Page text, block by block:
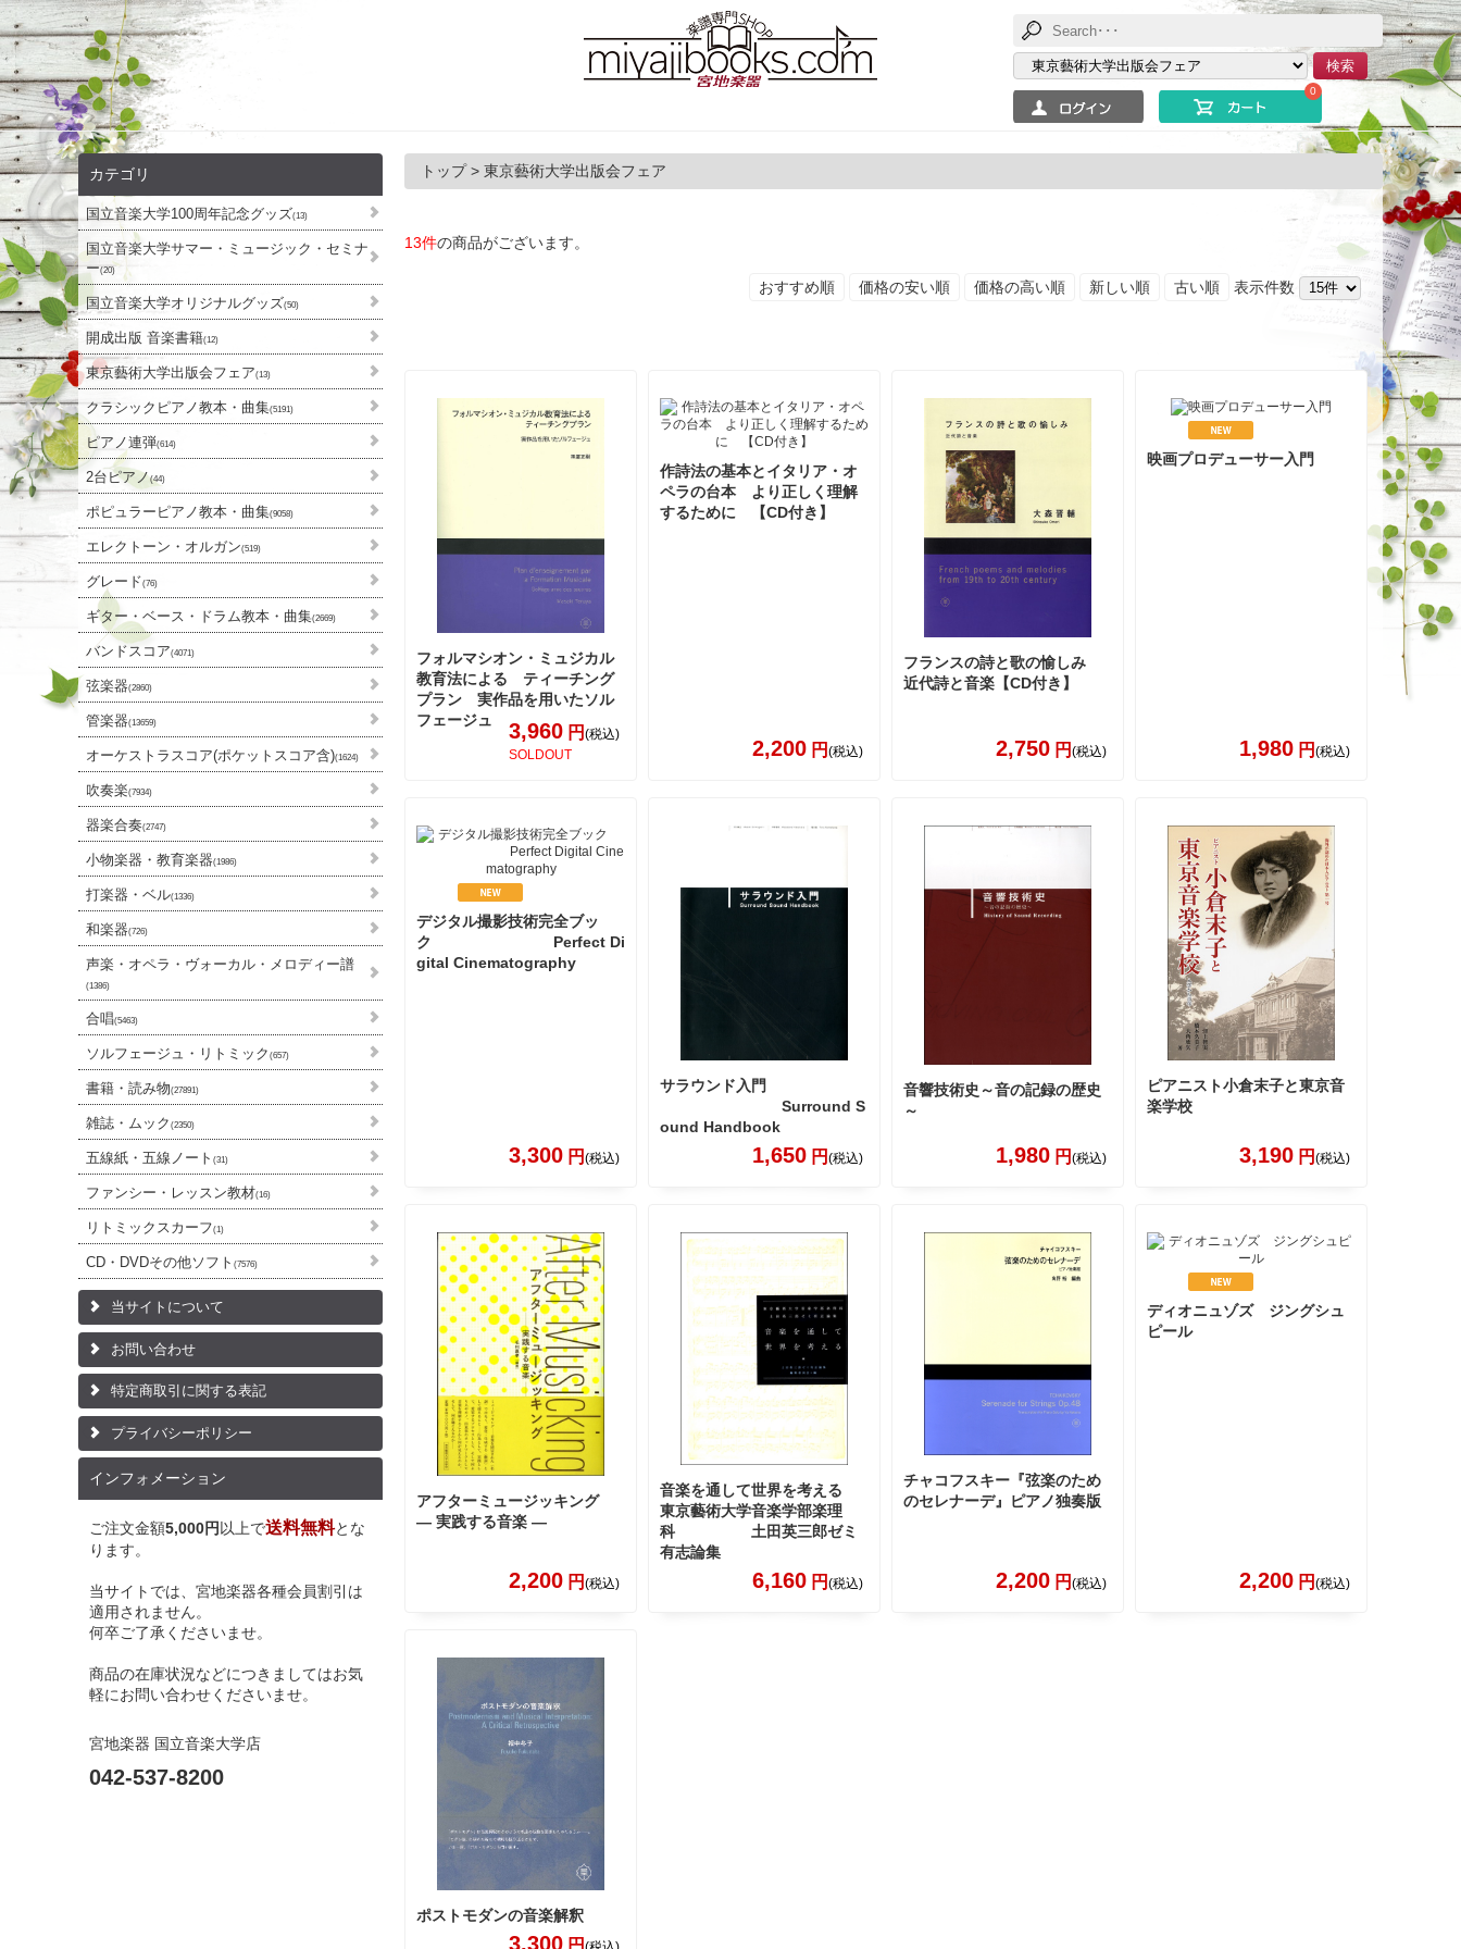
検索
0
カテゴリ
国立音楽大学100周年記念グッズ(13)
国立音楽大学サマー・ミュージック・セミナ
ー(20)
国立音楽大学オリジナルグッズ(50)
開成出版 音楽書籍(12)
東京藝術大学出版会フェア(13)
クラシックピアノ教本・曲集(5191)
ピアノ連弾(614)
2台ピアノ(44)
ポピュラーピアノ教本・曲集(9058)
エレクトーン・オルガン(519)
グレード(76)
ギター・ベース・ドラム教本・曲集(2669)
バンドスコア(4071)
弦楽器(2860)
管楽器(13659)
オーケストラスコア(ポケットスコア含)(1624)
吹奏楽(7934)
器楽合奏(2747)
小物楽器・教育楽器(1986)
打楽器・ベル(1336)
和楽器(726)
声楽・オペラ・ヴォーカル・メロディー譜
(1386)
合唱(5463)
ソルフェージュ・リトミック (657)
書籍・読み物(27891)
雑誌・ムック (2350)
五線紙・五線ノート (31)
ファンシー・レッスン教材(16)
リトミックスカーフ(1)
CD・DVDその他ソフト (7576)
当サイトについて
お問い合わせ
特定商取引に関する表記
プライバシーポリシー
インフォメーション
ご注文金額5,000円 以上で送料無料とな
ります。
当サイトでは、宮地楽器各種会員割引は
適用されません。
何卒ご了承くださいませ。
商品の在庫状況などにつきましてはお気
軽にお問い合わせくださいませ。
宮地楽器 国立音楽大学店
042-537-8200
トップ> 東京藝術大学出版会フェア
13件の商品がございます。
おすすめ順 価格の安い順 価格の高い順 新しい順 古い順 表示件数
フォルマシオン・ミュジカル
教育法による ティーチング
プラン 実作品を用いたソル
フェージュ
3,960 円 (税込)
SOLDOUT
作詩法の基本とイタリア・オ
ペラの台本 より正しく理解
するために 【CD付き】
2,200 円 (税込)
フランスの詩と歌の愉しみ
近代詩と音楽【CD付き】
2,750 円 (税込)
映画プロデューサー入門
1,980 円 (税込)
デジタル撮影技術完全ブッ
ク Perfect Di
gital Cinematography
3,300 円 (税込)
サラウンド入門
Surround S
ound Handbook
1,650 円 (税込)
音響技術史～音の記録の歴史
～
1,980 円 (税込)
ピアニスト小倉末子と東京音
楽学校
3,190 円 (税込)
アフターミュージッキング
― 実践する音楽 ―
2,200 円 (税込)
音楽を通して世界を考える
東京藝術大学音楽学部楽理
科 土田英三郎ゼミ
有志論集
6,160 円 (税込)
チャコフスキー『弦楽のため
のセレナーデ』ピアノ独奏版
2,200 円 (税込)
ディオニュゾズ ジングシュ
ピール
2,200 円 (税込)
ポストモダンの音楽解釈
3,300